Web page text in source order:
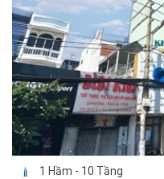
1 Hầm - 10 Tầng